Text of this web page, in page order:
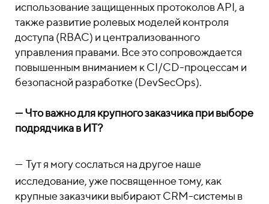
использование защищенных протоколов API, а
также развитие ролевых моделей контроля
доступа (RBAC) и централизованного
управления правами. Все это сопровождается
повышенным вниманием к CI/CD-процессам и
безопасной разработке (DevSecOps).
— Что важно для крупного заказчика при выборе
подрядчика в ИТ?
— Тут я могу сослаться на другое наше
исследование, уже посвященное тому, как
крупные заказчики выбирают CRM-системы в